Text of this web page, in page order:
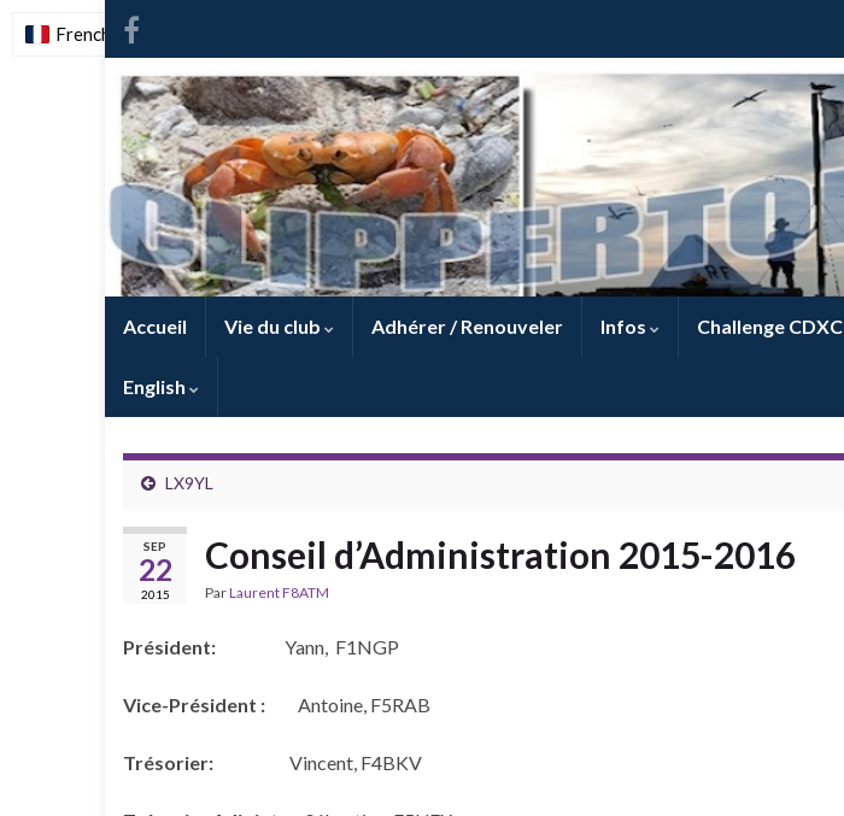
Accueil Vie du club Adhérer / Renouveler Infos Challenge CDXC
English
LX9YL
SEP
22
2015
Conseil d’Administration 2015-2016
ParLaurent F8ATM
Président: Yann, F1NGP
Vice-Président : Antoine, F5RAB
Trésorier: Vincent, F4BKV
French -FR